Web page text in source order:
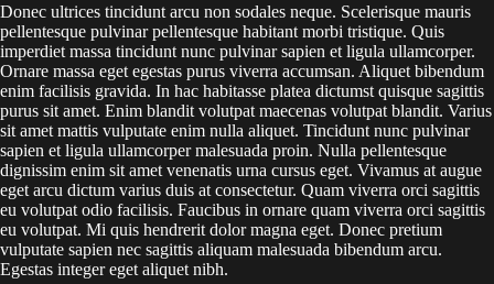
Donec ultrices tincidunt arcu non sodales neque. Scelerisque mauris
pellentesque pulvinar pellentesque habitant morbi tristique. Quis
imperdiet massa tincidunt nunc pulvinar sapien et ligula ullamcorper.
Ornare massa eget egestas purus viverra accumsan. Aliquet bibendum
enim facilisis gravida. In hac habitasse platea dictumst quisque sagittis
purus sit amet. Enim blandit volutpat maecenas volutpat blandit. Varius
sit amet mattis vulputate enim nulla aliquet. Tincidunt nunc pulvinar
sapien et ligula ullamcorper malesuada proin. Nulla pellentesque
dignissim enim sit amet venenatis urna cursus eget. Vivamus at augue
eget arcu dictum varius duis at consectetur. Quam viverra orci sagittis
eu volutpat odio facilisis. Faucibus in ornare quam viverra orci sagittis
eu volutpat. Mi quis hendrerit dolor magna eget. Donec pretium
vulputate sapien nec sagittis aliquam malesuada bibendum arcu.
Egestas integer eget aliquet nibh.